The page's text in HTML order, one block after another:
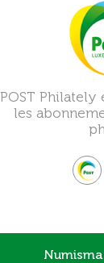
POST
les